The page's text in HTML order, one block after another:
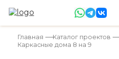
Главная Каталог проектов
Каркасные дома 8 на 9